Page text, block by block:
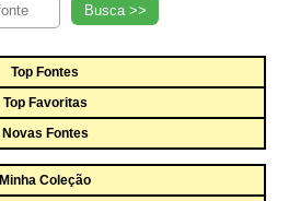
Busca >>
Top Fontes
Top Favoritas
Novas Fontes
Minha Coleção